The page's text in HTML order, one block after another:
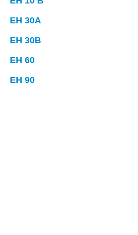
EH 30A
EH 30B
EH 60
EH 90